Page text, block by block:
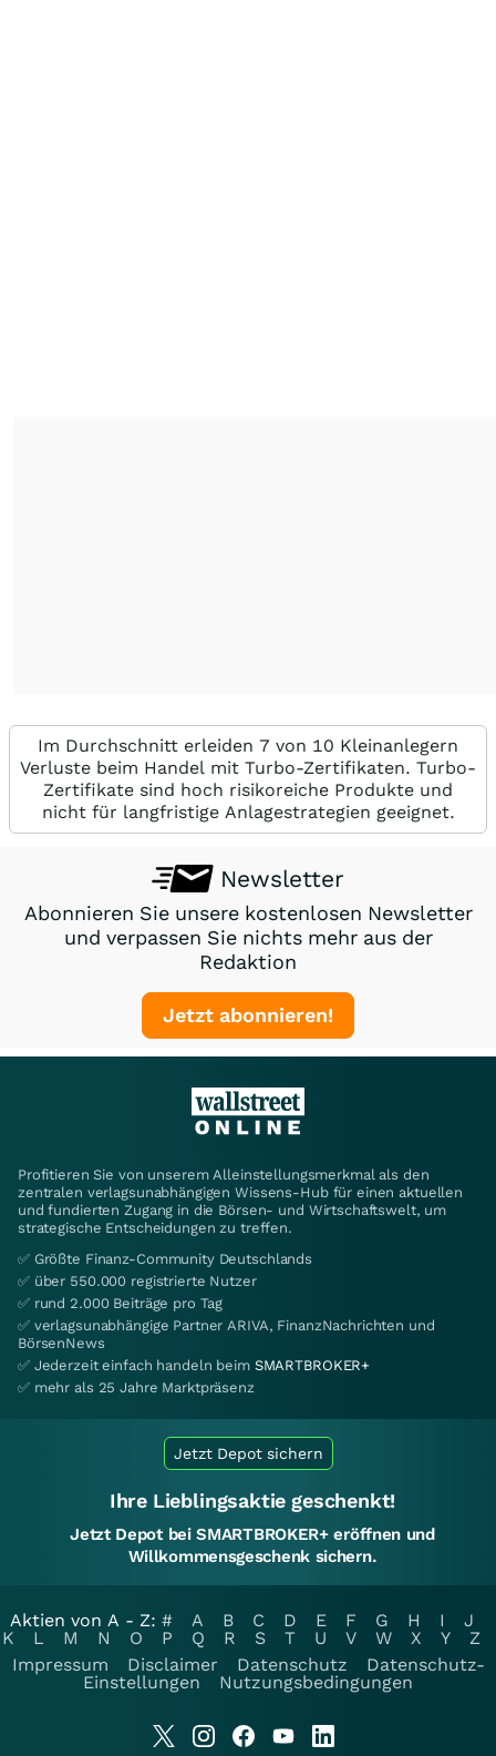
Im Durchschnitt erleiden 7 von 10 Kleinanlegern
Verluste beim Handel mit Turbo-Zertifikaten. Turbo-
Zertifikate sind hoch risikoreiche Produkte und
nicht für langfristige Anlagestrategien geeignet.
Newsletter
Abonnieren Sie unsere kostenlosen Newsletter
und verpassen Sie nichts mehr aus der
Redaktion
Jetzt abonnieren!
Profitieren Sie von unserem Alleinstellungsmerkmal als den
zentralen verlagsunabhängigen Wissens-Hub für einen aktuellen
und fundierten Zugang in die Börsen- und Wirtschaftswelt, um
strategische Entscheidungen zu treffen.
✅ Größte Finanz-Community Deutschlands
✅ über 550.000 registrierte Nutzer
✅ rund 2.000 Beiträge pro Tag
✅ verlagsunabhängige Partner ARIVA, FinanzNachrichten und
BörsenNews
✅ Jederzeit einfach handeln beim SMARTBROKER+
✅ mehr als 25 Jahre Marktpräsenz
Jetzt Depot sichern
Ihre Lieblingsaktie geschenkt!
Jetzt Depot bei SMARTBROKER+ eröffnen und
Willkommensgeschenk sichern.
Aktien von A - Z: # A B C D E F G H I
J
K
L M N O P Q R S T U V W X Y
Z
Impressum
Disclaimer Datenschutz
Datenschutz-
Einstellungen
Nutzungsbedingungen